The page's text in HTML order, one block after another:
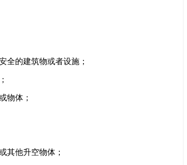
全的建筑物或者设施；
物体；
其他升空物体；